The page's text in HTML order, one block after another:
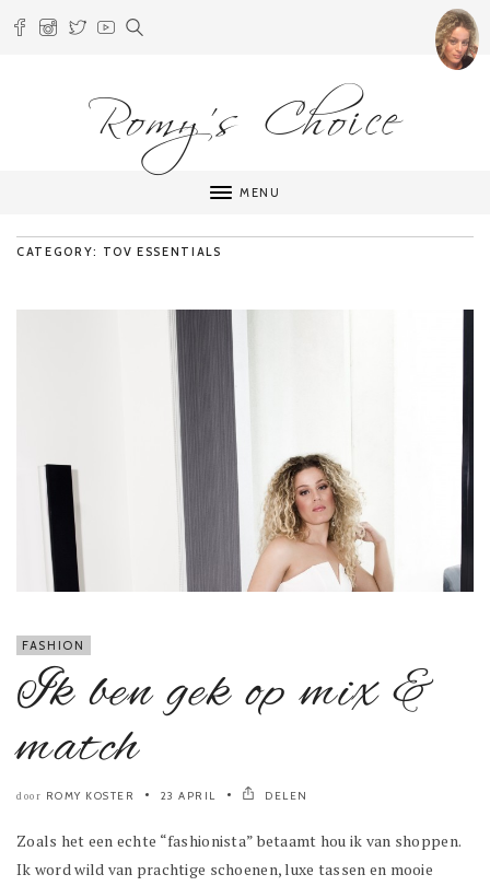
Romy's Choice
MENU
CATEGORY: TOV ESSENTIALS
FASHION
Ik ben gek op mix &
match
door ROMY KOSTER 23 APRIL DELEN
Zoals het een echte “fashionista” betaamt hou ik van shoppen.
Ik word wild van prachtige schoenen, luxe tassen en mooie